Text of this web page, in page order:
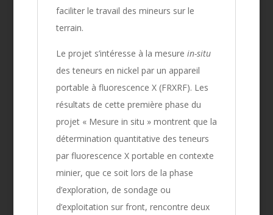
faciliter le travail des mineurs sur le
terrain.
Le projet s’intéresse à la mesure in-situ
des teneurs en nickel par un appareil
portable à fluorescence X (FRXRF). Les
résultats de cette première phase du
projet « Mesure in situ » montrent que la
détermination quantitative des teneurs
par fluorescence X portable en contexte
minier, que ce soit lors de la phase
d’exploration, de sondage ou
d’exploitation sur front, rencontre deux